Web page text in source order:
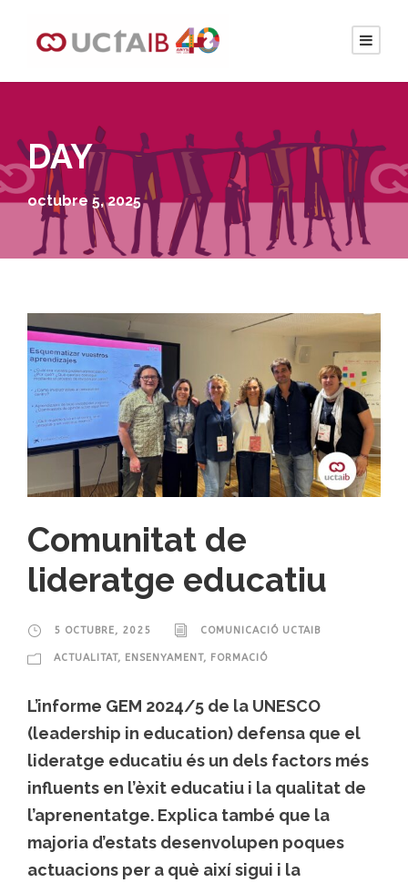
DAY
octubre 5, 2025
Comunitat de
lideratge educatiu
5 OCTUBRE, 2025 COMUNICACIÓ UCTAIB
ACTUALITAT, ENSENYAMENT, FORMACIÓ
L’informe GEM 2024/5 de la UNESCO
(leadership in education) defensa que el
lideratge educatiu és un dels factors més
influents en l’èxit educatiu i la qualitat de
l’aprenentatge. Explica també que la
majoria d’estats desenvolupen poques
actuacions per a què així sigui i la